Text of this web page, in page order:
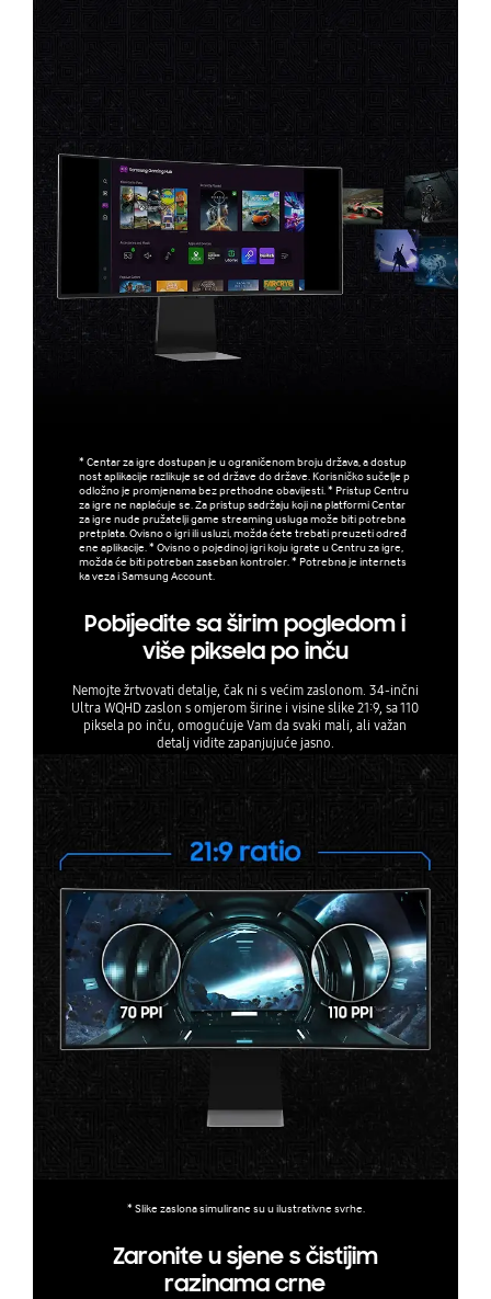
* Centar za igre dostupan je u ograničenom broju država, a dostup
nost aplikacije razlikuje se od države do države. Korisničko sučelje p
odložno je promjenama bez prethodne obavijesti. * Pristup Centru
za igre ne naplaćuje se. Za pristup sadržaju koji na platformi Centar
za igre nude pružatelji game streaming usluga može biti potrebna
pretplata. Ovisno o igri ili usluzi, možda ćete trebati preuzeti određ
ene aplikacije. * Ovisno o pojedinoj igri koju igrate u Centru za igre,
možda će biti potreban zaseban kontroler. * Potrebna je internets
ka veza i Samsung Account.
Pobijedite sa širim pogledom i
više piksela po inču
Nemojte žrtvovati detalje, čak ni s većim zaslonom. 34-inčni
Ultra WQHD zaslon s omjerom širine i visine slike 21:9, sa 110
piksela po inču, omogućuje Vam da svaki mali, ali važan
detalj vidite zapanjujuće jasno.
* Slike zaslona simulirane su u ilustrativne svrhe.
Zaronite u sjene s čistijim
razinama crne